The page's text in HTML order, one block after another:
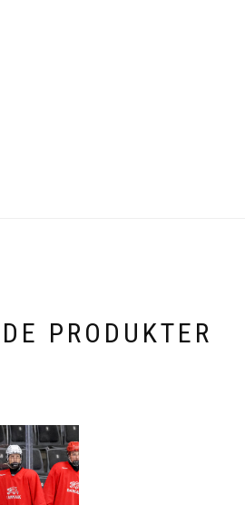
PRODUKTER